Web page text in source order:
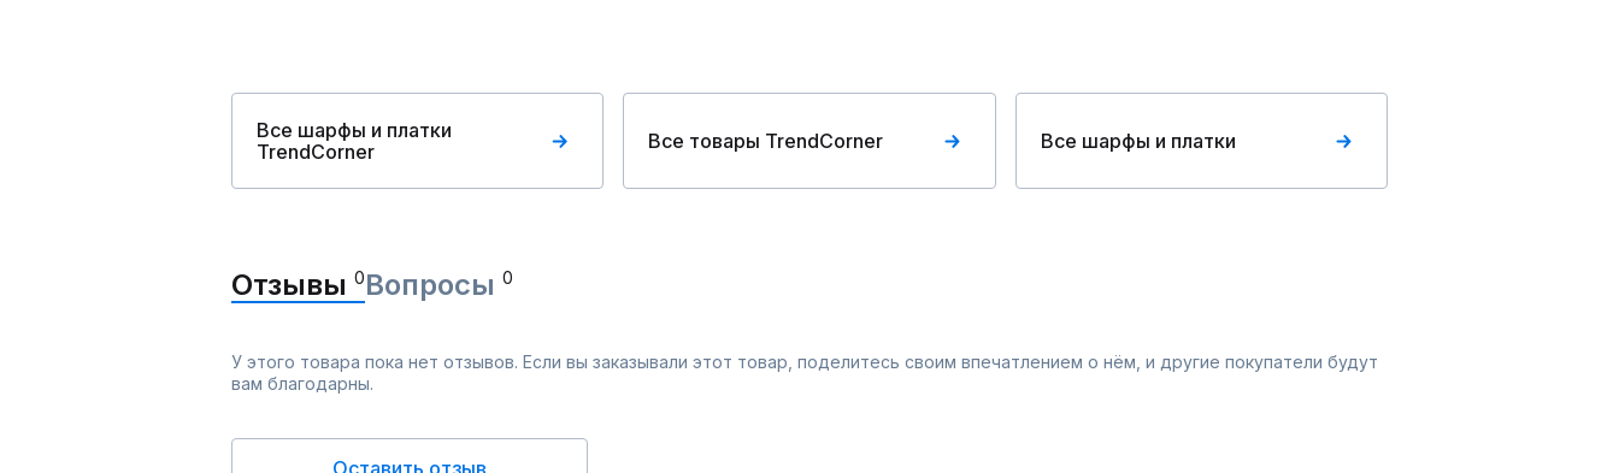
Все шарфы и платки
TrendCorner
Все товары TrendCorner Все шарфы и платки
Отзывы 0Вопросы 0
У этого товара пока нет отзывов. Если вы заказывали этот товар, поделитесь своим впечатлением о нём, и другие покупатели будут
вам благодарны.
Оставить отзыв